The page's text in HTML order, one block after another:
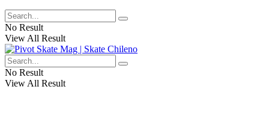
No Result
View All Result
No Result
View All Result